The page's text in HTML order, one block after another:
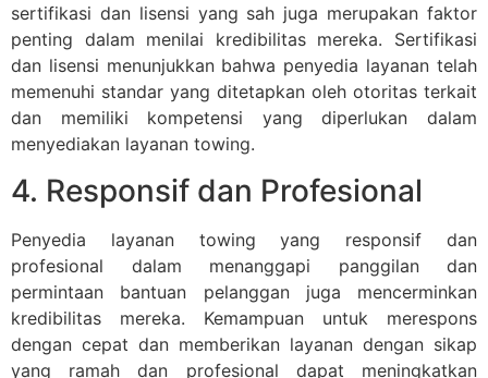
sertifikasi dan lisensi yang sah juga merupakan faktor
penting dalam menilai kredibilitas mereka. Sertifikasi
dan lisensi menunjukkan bahwa penyedia layanan telah
memenuhi standar yang ditetapkan oleh otoritas terkait
dan memiliki kompetensi yang diperlukan dalam
menyediakan layanan towing.
4. Responsif dan Profesional
Penyedia layanan towing yang responsif dan
profesional dalam menanggapi panggilan dan
permintaan bantuan pelanggan juga mencerminkan
kredibilitas mereka. Kemampuan untuk merespons
dengan cepat dan memberikan layanan dengan sikap
yang ramah dan profesional dapat meningkatkan